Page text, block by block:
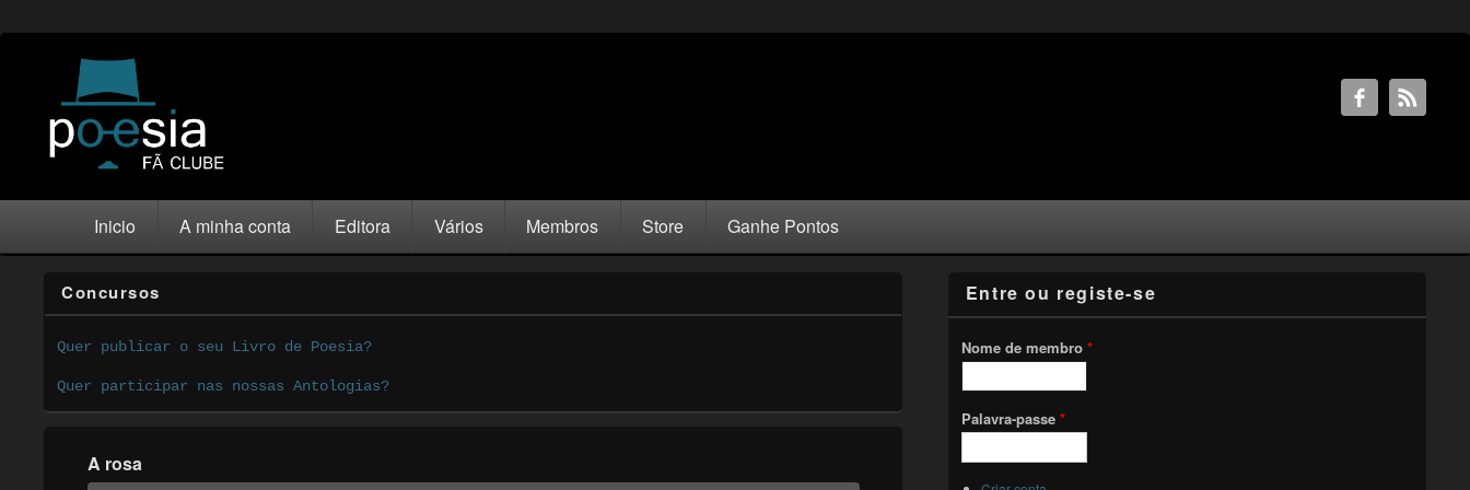
Inicio A minha conta Editora Vários Membros Store Ganhe Pontos
Concursos
Quer publicar o seu Livro de Poesia?
Quer participar nas nossas Antologias?
A rosa
Entre ou registe-se
Nome de membro *
Palavra-passe *